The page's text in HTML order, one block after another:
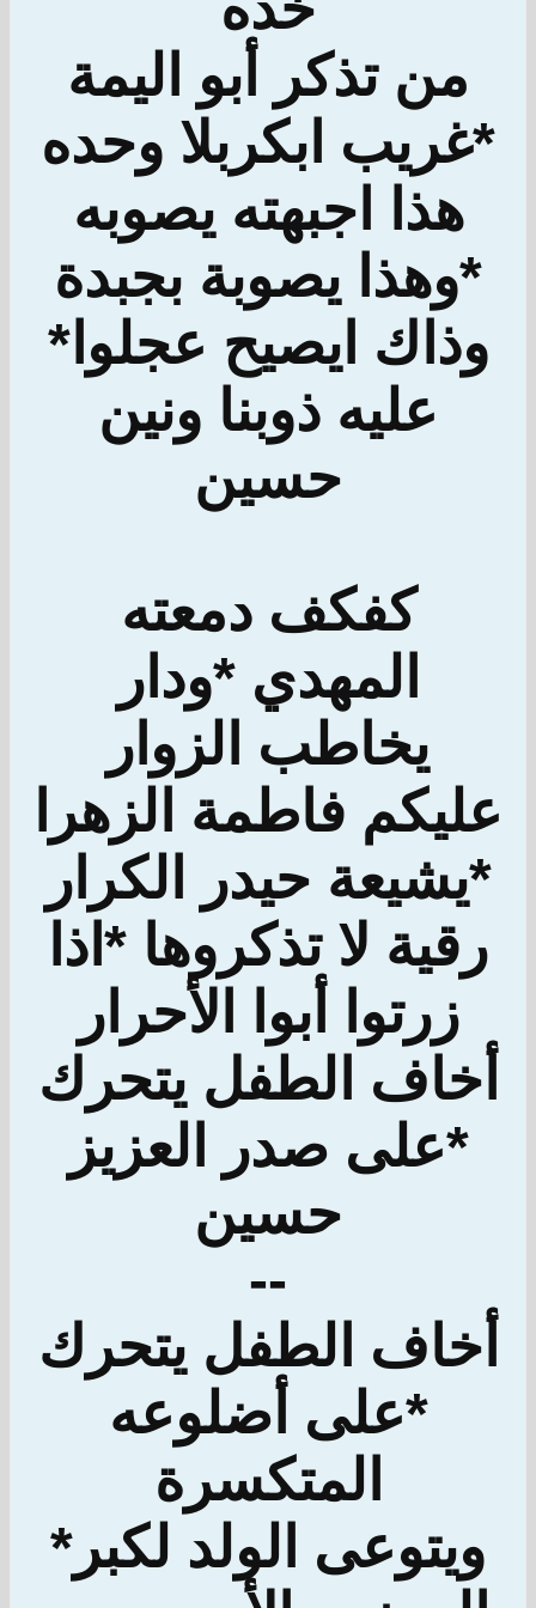
من تذكر أبو اليمة
*غريب ابكربلا وحده
هذا اجبهته يصوبه
*وهذا يصوبة بجبدة
وذاك ايصيح عجلوا*
عليه ذوبنا ونين
حسين
كفكف دمعته
المهدي *ودار
يخاطب الزوار
عليكم فاطمة الزهرا
*يشيعة حيدر الكرار
رقية لا تذكروها *اذا
زرتوا أبوا الأحرار
أخاف الطفل يتحرك
*على صدر العزيز
حسين
--
أخاف الطفل يتحرك
*على أضلوعه
المتكسرة
ويتوعى الولد لكبر*